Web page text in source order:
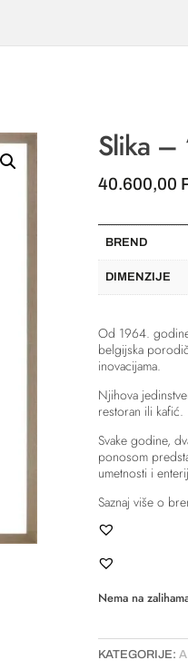
Slika –
40.600,00
BREND
DIMENZIJE
Od 1964.
belgijska
inovacijama.
Njihova
restoran ili kafić.
Svake godine,
ponosom
umetnosti i
Saznaj više o
Nema na
KATEGORIJE: